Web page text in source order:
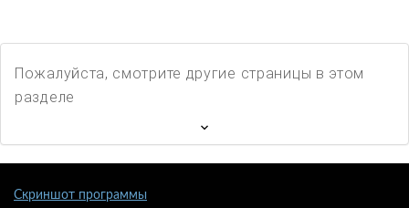
Пожалуйста, смотрите другие страницы в этом
разделе
Скриншот программы